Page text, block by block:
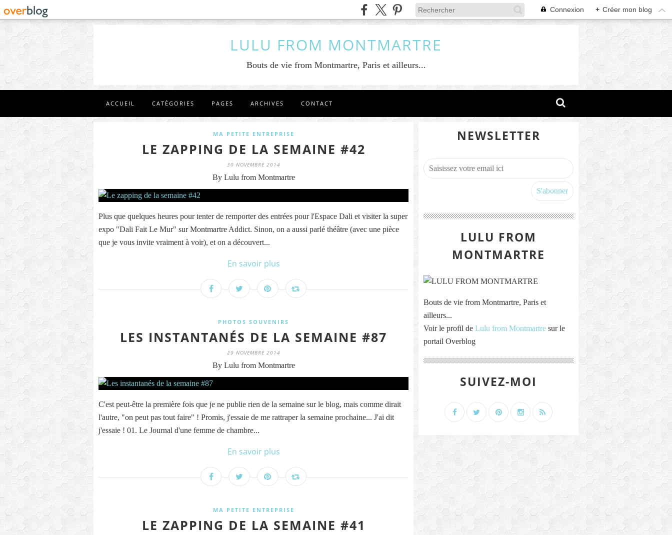
Connexion + Créer mon blog
LULU FROM MONTMARTRE
Bouts de vie from Montmartre, Paris et ailleurs...
ACCUEIL CATÉGORIES PAGES ARCHIVES CONTACT
MA PETITE ENTREPRISE
LE ZAPPING DE LA SEMAINE #42
30 NOVEMBRE 2014
By Lulu from Montmartre
Plus que quelques heures pour tenter de remporter des entrées pour l'Espace Dali et visiter la super
expo "Dali Fait Le Mur" sur Montmartre Addict. Sinon, on a aussi parlé théâtre (avec une pièce
que je vous invite vraiment à voir), et on a découvert...
En savoir plus
PHOTOS SOUVENIRS
LES INSTANTANÉS DE LA SEMAINE #87
29 NOVEMBRE 2014
By Lulu from Montmartre
C'est peut-être la première fois que je ne publie rien de la semaine sur le blog, mais comme dirait
l'autre, "on peut pas tout faire" ! Promis, j'essaie de me rattraper la semaine prochaine... J'ai dit
j'essaie ! 01. Le Journal d'une femme de chambre...
En savoir plus
MA PETITE ENTREPRISE
LE ZAPPING DE LA SEMAINE #41
NEWSLETTER
LULU FROM
MONTMARTRE
Bouts de vie from Montmartre, Paris et
ailleurs...
Voir le profil de Lulu from Montmartre sur le
portail Overblog
SUIVEZ-MOI